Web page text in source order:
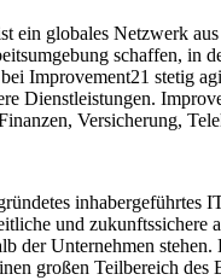
ein globales Netzwerk
schaffen, in
Improvement21 stetig
Dienstleistungen.
Versicherung,
inhabergeführtes
und zukunftssichere
der Unternehmen
großen Teilbereich